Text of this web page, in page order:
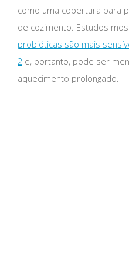
como uma cobertura para
de cozimento. Estudos
probióticas são mais
2 e, portanto, pode ser
aquecimento prolongado.